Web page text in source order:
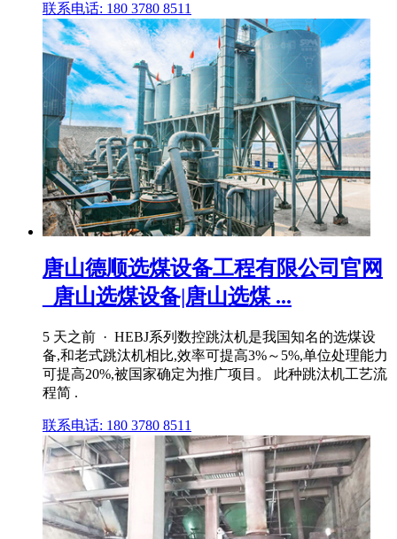
联系电话: 180 3780 8511
唐山德顺选煤设备工程有限公司官网
_唐山选煤设备|唐山选煤 ...
5 天之前 · HEBJ系列数控跳汰机是我国知名的选煤设
备,和老式跳汰机相比,效率可提高3%～5%,单位处理能力
可提高20%,被国家确定为推广项目。 此种跳汰机工艺流
程简 .
联系电话: 180 3780 8511